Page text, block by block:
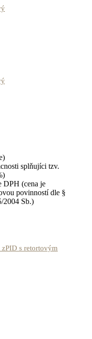
splňujíci tzv.
DPH (cena je
povinností dle §
2004 Sb.)
s retortovým